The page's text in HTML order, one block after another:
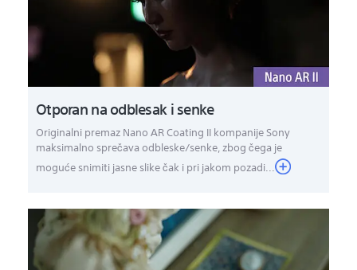
Otporan na odblesak i senke
Originalni premaz Nano AR Coating II kompanije Sony
maksimalno sprečava odbleske/senke, zbog čega je
moguće snimiti jasne slike čak i pri jakom pozadi...